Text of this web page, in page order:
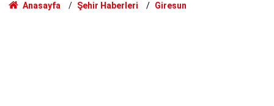
cevap
Anasayfa Şehir Haberleri Giresun